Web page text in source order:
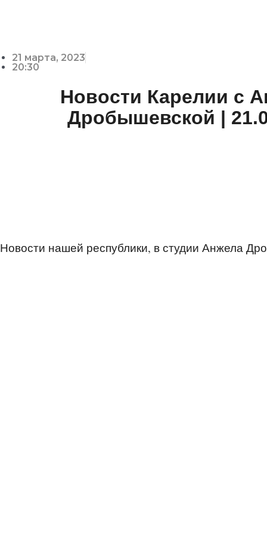
21 марта, 2023
20:30
Новости Карелии с
Дробышевской |
Новости нашей республики, в студии Анжела